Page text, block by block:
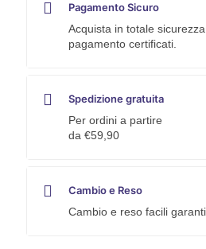
Pagamento Sicuro
Acquista in totale
pagamento certificati.
Spedizione gratuita
Per ordini a partire
da €59,90
Cambio e Reso
Cambio e reso facili